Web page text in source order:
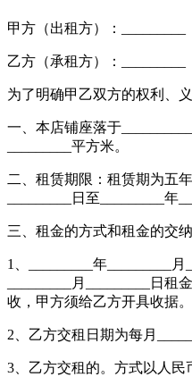
甲方（出租方）：_________
乙方（承租方）：_________
为了明确甲乙双方的权利、
一、本店铺座落于
_________平方米。
二、租赁期限：租赁期为五年
_________日至_________年
三、租金的方式和租金的交纳
1、_________年_________
_________月_________日
收，甲方须给乙方开具收据
2、乙方交租日期为每月
3、乙方交租的。方式以人民